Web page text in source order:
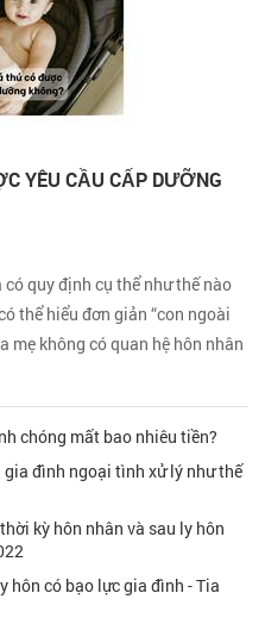
YÊU CẦU CẤP DƯỠNG
quy định cụ thể như thế nào
thể hiểu đơn giản “con ngoài
mẹ không có quan hệ hôn nhân
chóng mất bao nhiêu tiền?
đình ngoại tình xử lý như thế
kỳ hôn nhân và sau ly hôn
hôn có bạo lực gia đình - Tia